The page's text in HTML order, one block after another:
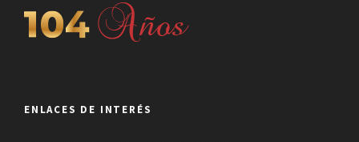
ENLACES DE INTERÉS